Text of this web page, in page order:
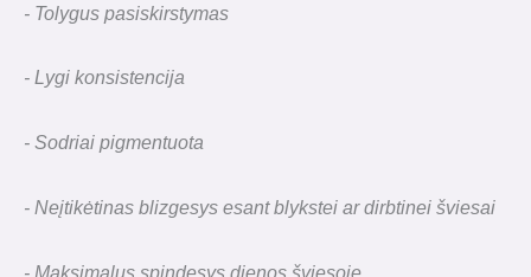
- Tolygus pasiskirstymas
- Lygi konsistencija
- Sodriai pigmentuota
- Neįtikėtinas blizgesys esant blykstei ar dirbtinei šviesai
- Maksimalus spindesys dienos šviesoje